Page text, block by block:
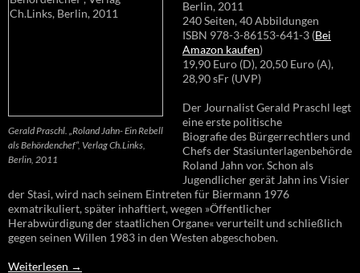
Gerald Praschl. „Roland Jahn- Ein Rebell
als Behördenchef“, Verlag Ch.Links,
Berlin, 2011
Berlin, 2011
240 Seiten, 40 Abbildungen
ISBN 978-3-86153-641-3 (Bei
Amazon kaufen)
19,90 Euro (D), 20,50 Euro (A),
28,90 sFr (UVP)
Der Journalist Gerald Praschl legt
eine erste politische
Biografie des Bürgerrechtlers und
Chefs der Stasiunterlagenbehörde
Roland Jahn vor. Schon als
Jugendlicher gerät Jahn ins Visier
der Stasi, wird nach seinem Eintreten für Biermann 1976
exmatrikuliert, später inhaftiert, wegen »Öffentlicher
Herabwürdigung der staatlichen Organe« verurteilt und schließlich
gegen seinen Willen 1983 in den Westen abgeschoben.
Weiterlesen →